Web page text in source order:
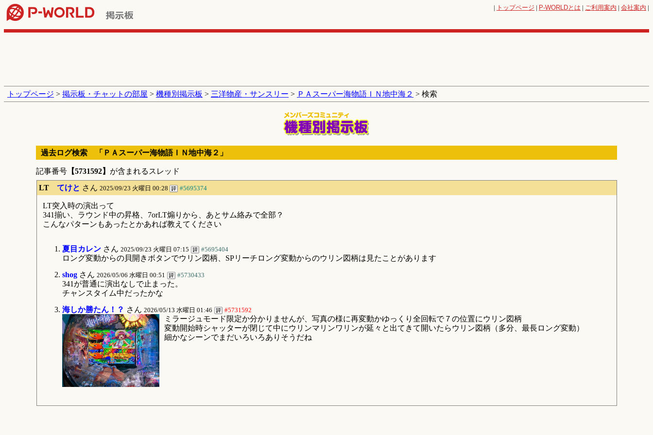
| トップページ | P-WORLDとは | ご利用案内 | 会社案内 |
トップページ > 掲示板・チャットの部屋 > 機種別掲示板 > 三洋物産・サンスリー > ＰＡスーパー海物語ＩＮ地中海２ > 検索
過去ログ検索 「ＰＡスーパー海物語ＩＮ地中海２」
記事番号 【5731592】 が含まれるスレッド
LT てけと さん 2025/09/23 火曜日 00:28 #5695374
LT突入時の演出って
341揃い、ラウンド中の昇格、7orLT煽りから、あとサム絡みで全部？
こんなパターンもあったとかあれば教えてください
夏目カレンさん 2025/09/23 火曜日 07:15 #5695404
ロング変動からの貝開きボタンでウリン図柄、SPリーチロング変動からのウリン図柄は見たことがあります
shogさん 2026/05/06 水曜日 00:51 #5730433
341が普通に演出なしで止まった。
チャンスタイム中だったかな
海しか勝たん！？ さん 2026/05/13 水曜日 01:46 #5731592
ミラージュモード限定か分かりませんが、写真の様に再変動かゆっくり全回転で７の位置にウリン図柄
変動開始時シャッターが閉じて中にウリンマリンワリンが延々と出てきて開いたらウリン図柄（多分、最長ロング変動）
細かなシーンでまだいろいろありそうだね